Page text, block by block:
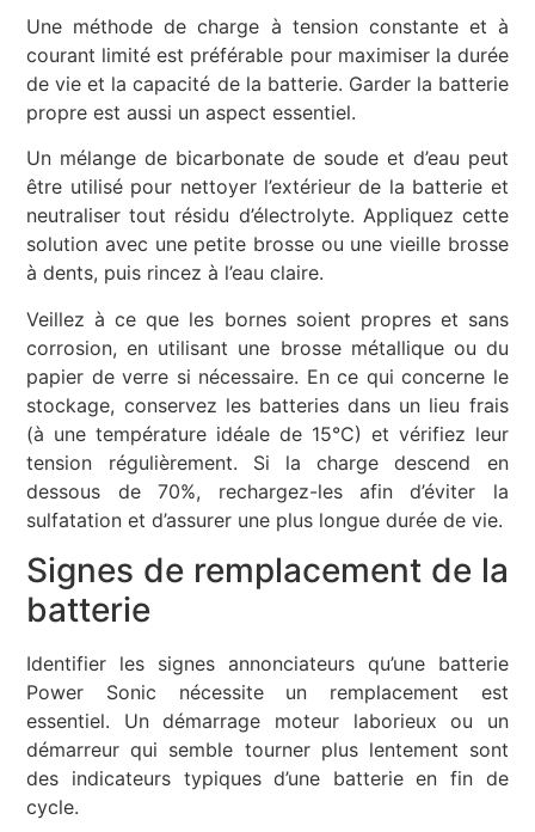
Une méthode de charge à tension constante et à
courant limité est préférable pour maximiser la durée
de vie et la capacité de la batterie. Garder la batterie
propre est aussi un aspect essentiel.
Un mélange de bicarbonate de soude et d’eau peut
être utilisé pour nettoyer l’extérieur de la batterie et
neutraliser tout résidu d’électrolyte. Appliquez cette
solution avec une petite brosse ou une vieille brosse
à dents, puis rincez à l’eau claire.
Veillez à ce que les bornes soient propres et sans
corrosion, en utilisant une brosse métallique ou du
papier de verre si nécessaire. En ce qui concerne le
stockage, conservez les batteries dans un lieu frais
(à une température idéale de 15°C) et vérifiez leur
tension régulièrement. Si la charge descend en
dessous de 70%, rechargez-les afin d’éviter la
sulfatation et d’assurer une plus longue durée de vie.
Signes de remplacement de la
batterie
Identifier les signes annonciateurs qu’une batterie
Power Sonic nécessite un remplacement est
essentiel. Un démarrage moteur laborieux ou un
démarreur qui semble tourner plus lentement sont
des indicateurs typiques d’une batterie en fin de
cycle.